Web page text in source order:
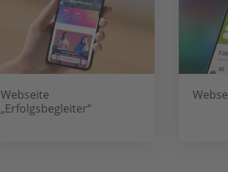
Webseite
„Erfolgsbegleiter“